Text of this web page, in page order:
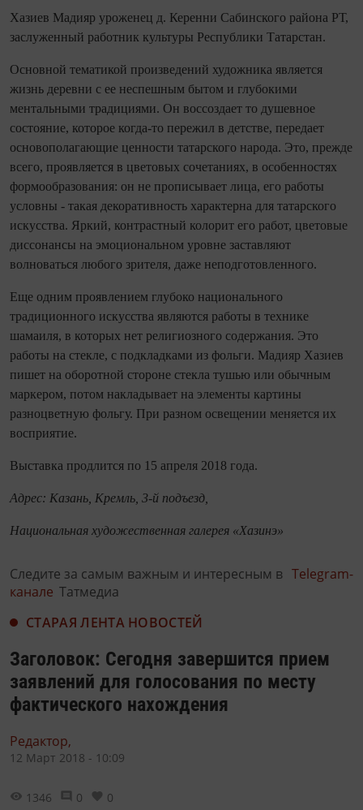
Хазиев Мадияр уроженец д. Керенни Сабинского района РТ,
заслуженный работник культуры Республики Татарстан.
Основной тематикой произведений художника является
жизнь деревни с ее неспешным бытом и глубокими
ментальными традициями. Он воссоздает то душевное
состояние, которое когда-то пережил в детстве, передает
основополагающие ценности татарского народа. Это, прежде
всего, проявляется в цветовых сочетаниях, в особенностях
формообразования: он не прописывает лица, его работы
условны - такая декоративность характерна для татарского
искусства. Яркий, контрастный колорит его работ, цветовые
диссонансы на эмоциональном уровне заставляют
волноваться любого зрителя, даже неподготовленного.
Еще одним проявлением глубоко национального
традиционного искусства являются работы в технике
шамаиля, в которых нет религиозного содержания. Это
работы на стекле, с подкладками из фольги. Мадияр Хазиев
пишет на оборотной стороне стекла тушью или обычным
маркером, потом накладывает на элементы картины
разноцветную фольгу. При разном освещении меняется их
восприятие.
Выставка продлится по 15 апреля 2018 года.
Адрес: Казань, Кремль, 3-й подъезд,
Национальная художественная галерея «Хазинэ»
Следите за самым важным и интересным в Telegram-
канале Татмедиа
СТАРАЯ ЛЕНТА НОВОСТЕЙ
Заголовок: Сегодня завершится прием
заявлений для голосования по месту
фактического нахождения
Редактор,
12 Март 2018 - 10:09
1346 0 0